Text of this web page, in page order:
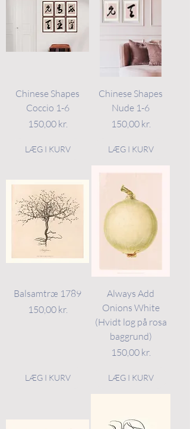
Chinese Shapes
Coccio 1-6
Pris
150,00 kr.
LÆG I KURV
Chinese Shapes
Nude 1-6
Pris
150,00 kr.
LÆG I KURV
Balsamtræ 1789
Pris
150,00 kr.
LÆG I KURV
Always Add
Onions White
(Hvidt løg på rosa
baggrund)
Pris
150,00 kr.
LÆG I KURV